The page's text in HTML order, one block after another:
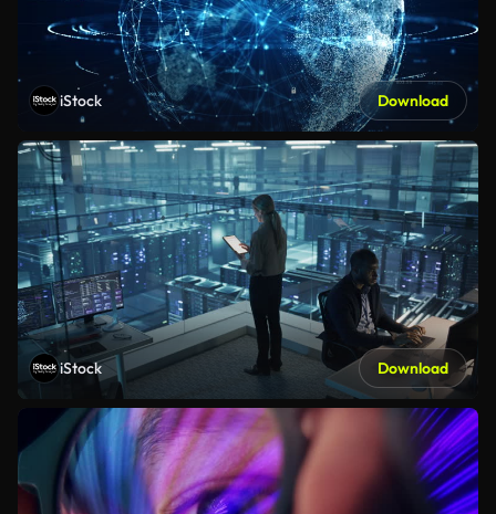
iStock Download
iStock Download